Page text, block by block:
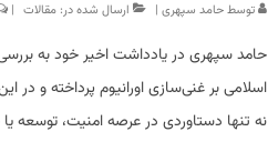
توسطحامد سپهری| ارسال شده در: مقالات |
حامد سپهری در یادداشت اخیر خود به
اسلامی بر غنی‌سازی اورانیوم پرداخته و
نه تنها دستاوردی در عرصه امنیت، توسعه یا